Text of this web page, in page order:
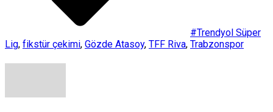
#Trendyol Süper
Lig, fikstür çekimi, Gözde Atasoy, TFF Riva, Trabzonspor